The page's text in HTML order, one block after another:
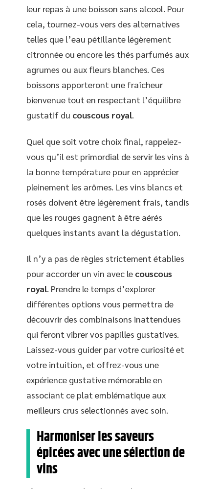
leur repas à une boisson sans alcool. Pour
cela, tournez-vous vers des alternatives
telles que l’eau pétillante légèrement
citronnée ou encore les thés parfumés aux
agrumes ou aux fleurs blanches. Ces
boissons apporteront une fraîcheur
bienvenue tout en respectant l’équilibre
gustatif du couscous royal.
Quel que soit votre choix final, rappelez-
vous qu’il est primordial de servir les vins à
la bonne température pour en apprécier
pleinement les arômes. Les vins blancs et
rosés doivent être légèrement frais, tandis
que les rouges gagnent à être aérés
quelques instants avant la dégustation.
Il n’y a pas de règles strictement établies
pour accorder un vin avec le couscous
royal. Prendre le temps d’explorer
différentes options vous permettra de
découvrir des combinaisons inattendues
qui feront vibrer vos papilles gustatives.
Laissez-vous guider par votre curiosité et
votre intuition, et offrez-vous une
expérience gustative mémorable en
associant ce plat emblématique aux
meilleurs crus sélectionnés avec soin.
Harmoniser les saveurs
épicées avec une sélection de
vins